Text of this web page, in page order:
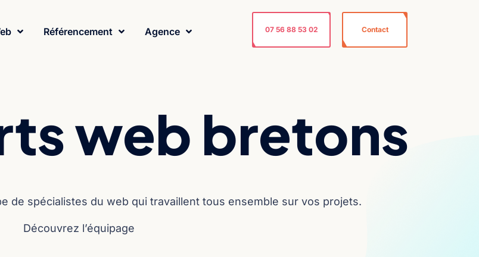
Référencement Agence 07 56 88 53 02 Contact
web bretons
de spécialistes du web qui travaillent tous ensemble sur vos projets.
Découvrez l’équipage